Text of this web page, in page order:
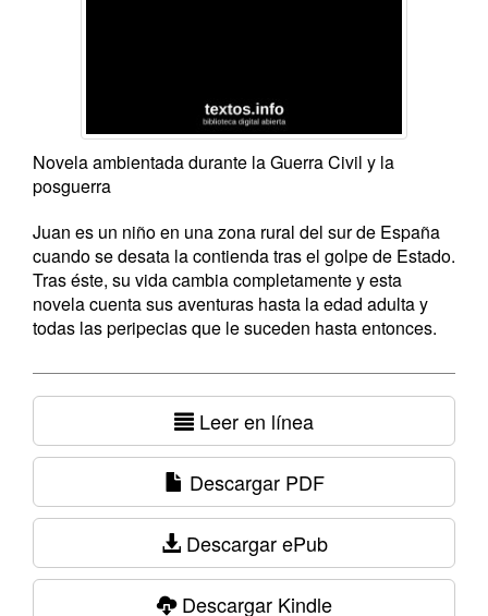
Novela ambientada durante la Guerra Civil y la
posguerra
Juan es un niño en una zona rural del sur de España
cuando se desata la contienda tras el golpe de Estado.
Tras éste, su vida cambia completamente y esta
novela cuenta sus aventuras hasta la edad adulta y
todas las peripecias que le suceden hasta entonces.
Leer en línea
Descargar PDF
Descargar ePub
Descargar Kindle